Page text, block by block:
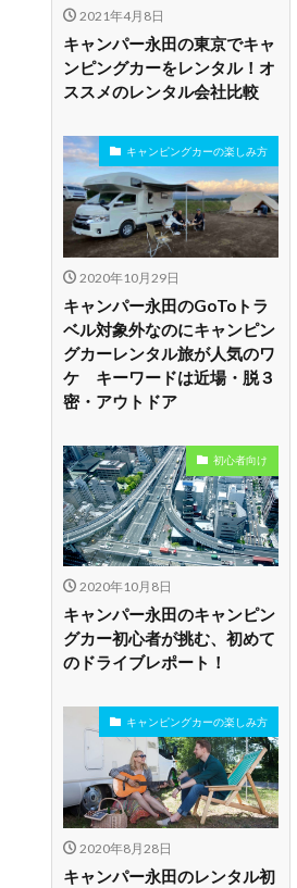
2021年4月8日
キャンパー永田の東京でキャ
ンピングカーをレンタル！オ
ススメのレンタル会社比較
キャンピングカーの楽しみ方
2020年10月29日
キャンパー永田のGoToトラ
ベル対象外なのにキャンピン
グカーレンタル旅が人気のワ
ケ キーワードは近場・脱３
密・アウトドア
初心者向け
2020年10月8日
キャンパー永田のキャンピン
グカー初心者が挑む、初めて
のドライブレポート！
キャンピングカーの楽しみ方
2020年8月28日
キャンパー永田のレンタル初